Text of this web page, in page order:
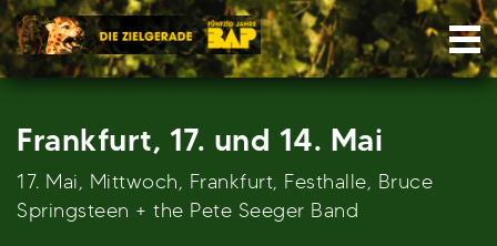
Skip
to
content
Frankfurt, 17. und 14. Mai
17. Mai, Mittwoch, Frankfurt, Festhalle, Bruce
Springsteen + the Pete Seeger Band